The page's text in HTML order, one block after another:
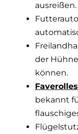
ausreißen.
der
können.
Faverolles
bekannt